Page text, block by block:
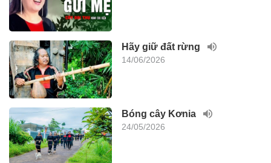
Hãy giữ đất rừng
14/06/2026
Bóng cây Kơnia
24/05/2026